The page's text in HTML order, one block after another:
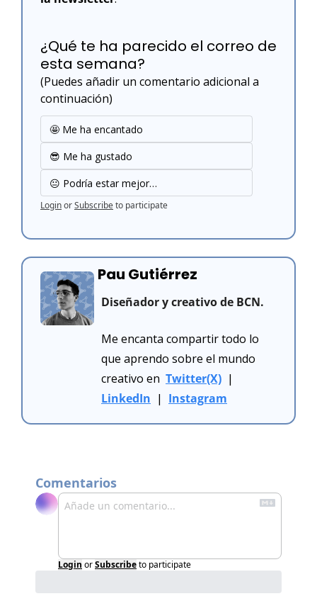
¿Qué te ha parecido el correo de
esta semana?
(Puedes añadir un comentario adicional a
continuación)
🤩 Me ha encantado
😎 Me ha gustado
😐 Podría estar mejor…
LoginorSubscribeto participate
Pau Gutiérrez
Diseñador y creativo de BCN.
Me encanta compartir todo lo
que aprendo sobre el mundo
creativo en Twitter(X)
LinkedIn
  |
Instagram
Comentarios
Login orSubscribeto participate